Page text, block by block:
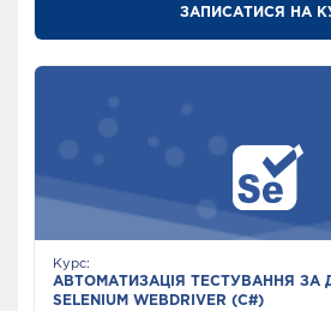
ЗАПИСАТИСЯ НА
Курс:
АВТОМАТИЗАЦІЯ ТЕСТУВАННЯ
SELENIUM WEBDRIVER (C#)